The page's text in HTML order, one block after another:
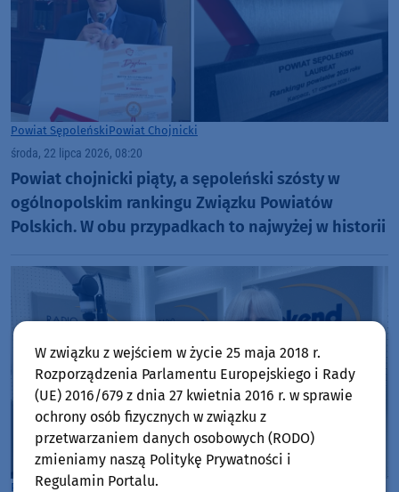
Powiat SępoleńskiPowiat Chojnicki
środa, 22 lipca 2026, 08:20
Powiat chojnicki piąty, a sępoleński szósty w
ogólnopolskim rankingu Związku Powiatów
Polskich. W obu przypadkach to najwyżej w historii
Powiat Chojnicki
W związku z wejściem w życie 25 maja 2018 r.
Rozporządzenia Parlamentu Europejskiego i Rady
(UE) 2016/679 z dnia 27 kwietnia 2016 r. w sprawie
ochrony osób fizycznych w związku z
przetwarzaniem danych osobowych (RODO)
zmieniamy naszą Politykę Prywatności i
Regulamin Portalu.